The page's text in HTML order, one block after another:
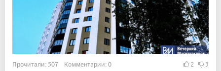
Прочитали: 507 Комментарии: 0 2 3